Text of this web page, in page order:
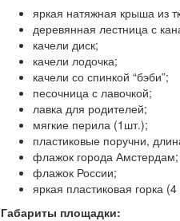
яркая натяжная крыша из
деревянная лестница с
качели диск;
качели лодочка;
качели со спинкой “бэби”;
песочница с лавочкой;
лавка для родителей;
мягкие перила (1шт.);
пластиковые поручни,
флажок города Амстердам;
флажок России;
яркая пластиковая горка
Габариты площадки: